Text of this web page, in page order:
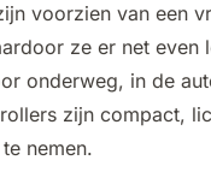
voorzien van een
ze er net even
onderweg, in de
zijn compact,
nemen.